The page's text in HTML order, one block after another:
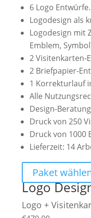
6 Logo Entwürfe.
Logodesign als
Logodesign mit
Emblem,
2 Visitenkarten-
2 Briefpapier-
1 Korrekturlauf
Alle
Design-
Druck von 250
Druck von 1000
Lieferzeit: 14
Paket
Logo
Logo +